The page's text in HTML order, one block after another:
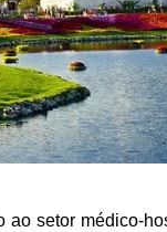
setor médico-